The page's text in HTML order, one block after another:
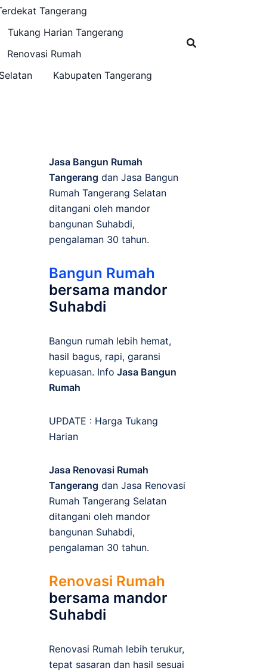
Tangerang
Tukang Harian Tangerang
Renovasi Rumah
Kabupaten Tangerang
Jasa Bangun Rumah
Tangerang dan Jasa Bangun
Rumah Tangerang Selatan
ditangani oleh mandor
bangunan Suhabdi,
pengalaman 30 tahun.
Bangun Rumah
bersama mandor
Suhabdi
Bangun rumah lebih hemat,
hasil bagus, rapi, garansi
kepuasan. Info Jasa Bangun
Rumah
UPDATE : Harga Tukang
Harian
Jasa Renovasi Rumah
Tangerang dan Jasa Renovasi
Rumah Tangerang Selatan
ditangani oleh mandor
bangunan Suhabdi,
pengalaman 30 tahun.
Renovasi Rumah
bersama mandor
Suhabdi
Renovasi Rumah lebih terukur,
tepat sasaran dan hasil sesuai